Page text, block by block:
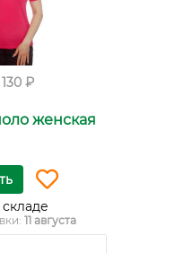
₽
женская
11 августа